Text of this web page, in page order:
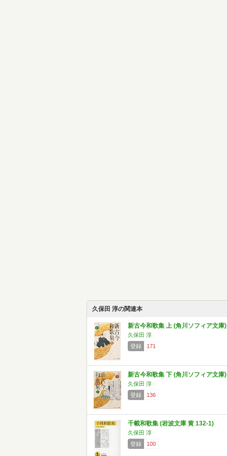
久保田 淳の関連本
新古今和歌集 上 (角川ソフィア文庫)
久保田 淳
登録
171
新古今和歌集 下 (角川ソフィア文庫)
久保田 淳
登録
136
千載和歌集 (岩波文庫 黄 132-1)
久保田 淳
登録
100